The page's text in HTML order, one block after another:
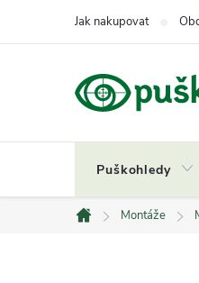
Jak nakupovat
Puškohledy
Domů
Montáže